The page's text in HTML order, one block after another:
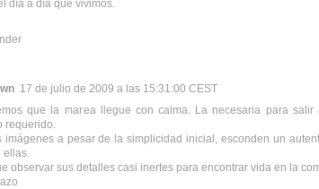
día a día que vivimos.
17 de julio de 2009 a las 15:31:00 CEST
que la marea llegue con calma. La necesaria para
requerido.
imágenes a pesar de la simplicidad inicial, esconden un
ellas.
observar sus detalles casi inertes para encontrar vida en la